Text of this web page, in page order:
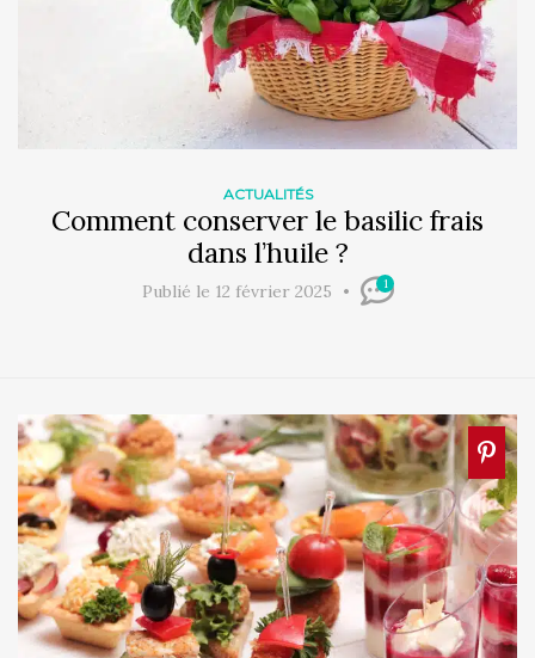
ACTUALITÉS
Comment conserver le basilic frais
dans l’huile ?
Publié le 12 février 2025 1